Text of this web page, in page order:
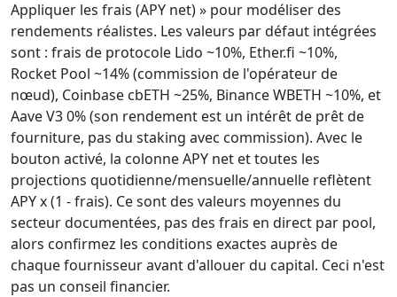
Appliquer les frais (APY net) » pour modéliser des
rendements réalistes. Les valeurs par défaut intégrées
sont : frais de protocole Lido ~10%, Ether.fi ~10%,
Rocket Pool ~14% (commission de l'opérateur de
nœud), Coinbase cbETH ~25%, Binance WBETH ~10%, et
Aave V3 0% (son rendement est un intérêt de prêt de
fourniture, pas du staking avec commission). Avec le
bouton activé, la colonne APY net et toutes les
projections quotidienne/mensuelle/annuelle reflètent
APY x (1 - frais). Ce sont des valeurs moyennes du
secteur documentées, pas des frais en direct par pool,
alors confirmez les conditions exactes auprès de
chaque fournisseur avant d'allouer du capital. Ceci n'est
pas un conseil financier.